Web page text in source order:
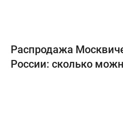
Распродажа
России: сколько